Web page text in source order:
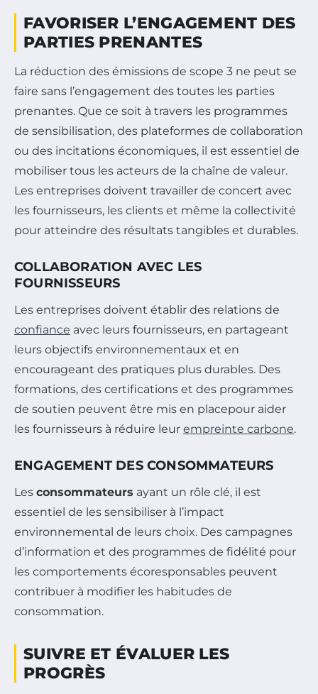
FAVORISER L’ENGAGEMENT DES
PARTIES PRENANTES
La réduction des émissions de scope 3 ne peut se
faire sans l’engagement des toutes les parties
prenantes. Que ce soit à travers les programmes
de sensibilisation, des plateformes de collaboration
ou des incitations économiques, il est essentiel de
mobiliser tous les acteurs de la chaîne de valeur.
Les entreprises doivent travailler de concert avec
les fournisseurs, les clients et même la collectivité
pour atteindre des résultats tangibles et durables.
COLLABORATION AVEC LES
FOURNISSEURS
Les entreprises doivent établir des relations de
confiance avec leurs fournisseurs, en partageant
leurs objectifs environnementaux et en
encourageant des pratiques plus durables. Des
formations, des certifications et des programmes
de soutien peuvent être mis en placepour aider
les fournisseurs à réduire leur empreinte carbone.
ENGAGEMENT DES CONSOMMATEURS
Les consommateurs ayant un rôle clé, il est
essentiel de les sensibiliser à l’impact
environnemental de leurs choix. Des campagnes
d’information et des programmes de fidélité pour
les comportements écoresponsables peuvent
contribuer à modifier les habitudes de
consommation.
SUIVRE ET ÉVALUER LES
PROGRÈS